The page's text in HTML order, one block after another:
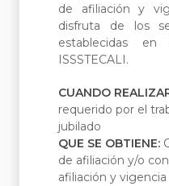
de afiliación y
disfruta de los
establecidas
ISSSTECALI.
CUANDO
requerido por el
jubilado
QUE SE OBTIENE:
de afiliación y/o
afiliación y vigencia